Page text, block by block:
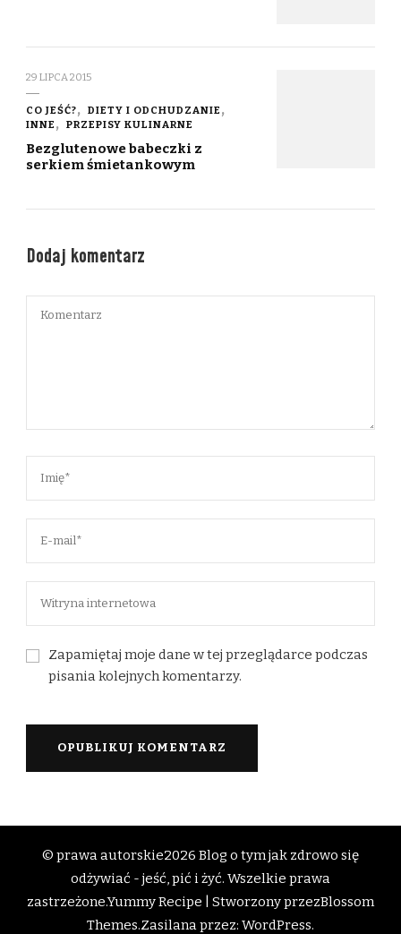
29 LIPCA 2015
CO JEŚĆ?
DIETY I ODCHUDZANIE
INNE
PRZEPISY KULINARNE
Bezglutenowe babeczki z
serkiem śmietankowym
Dodaj komentarz
Zapamiętaj moje dane w tej przeglądarce podczas
pisania kolejnych komentarzy.
© prawa autorskie2026 Blog o tym jak zdrowo się
odżywiać - jeść, pić i żyć. Wszelkie prawa
zastrzeżone.Yummy Recipe | Stworzony przezBlossom
Themes.Zasilana przez: WordPress.